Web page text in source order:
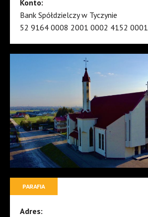
Konto:
Bank Spółdzielczy w Tyczynie
52 9164 0008 2001 0002 4152 0001
PARAFIA
Adres: